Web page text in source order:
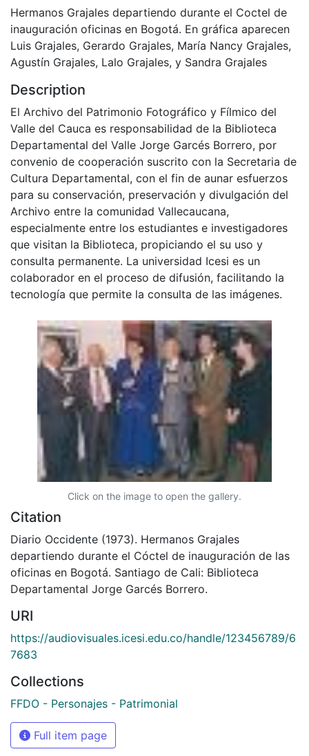
Hermanos Grajales departiendo durante el Coctel de
inauguración oficinas en Bogotá. En gráfica aparecen
Luis Grajales, Gerardo Grajales, María Nancy Grajales,
Agustín Grajales, Lalo Grajales, y Sandra Grajales
Description
El Archivo del Patrimonio Fotográfico y Fílmico del
Valle del Cauca es responsabilidad de la Biblioteca
Departamental del Valle Jorge Garcés Borrero, por
convenio de cooperación suscrito con la Secretaria de
Cultura Departamental, con el fin de aunar esfuerzos
para su conservación, preservación y divulgación del
Archivo entre la comunidad Vallecaucana,
especialmente entre los estudiantes e investigadores
que visitan la Biblioteca, propiciando el su uso y
consulta permanente. La universidad Icesi es un
colaborador en el proceso de difusión, facilitando la
tecnología que permite la consulta de las imágenes.
Click on the image to open the gallery.
Citation
Diario Occidente (1973). Hermanos Grajales
departiendo durante el Cóctel de inauguración de las
oficinas en Bogotá. Santiago de Cali: Biblioteca
Departamental Jorge Garcés Borrero.
URI
https://audiovisuales.icesi.edu.co/handle/123456789/6
7683
Collections
FFDO - Personajes - Patrimonial
Full item page